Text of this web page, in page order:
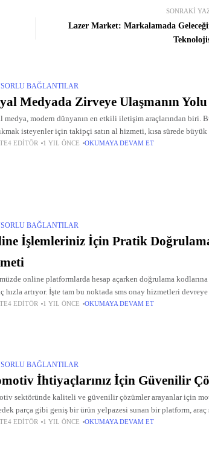
SONRAKI
Lazer Market: Markalamada
BAĞLANTILAR
Medyada Zirveye Ulaşmanın Yolu
medya, modern dünyanın en etkili iletişim araçlarından biri.
isteyenler için takipçi satın al hizmeti, kısa sürede
Hesabınızın görünürlüğünü artırmak, etkileşim oranlarını
EDITÖR 1 YIL ÖNCE OKUMAYA DEVAM ET
BAĞLANTILAR
İşlemleriniz İçin Pratik
online platformlarda hesap açarken doğrulama
hızla artıyor. İşte tam bu noktada sms onay hizmetleri
güvenilir bir çözüm sunuyor. Smsonay anlayışıyla
EDITÖR 1 YIL ÖNCE OKUMAYA DEVAM ET
BAĞLANTILAR
İhtiyaçlarınız İçin Güvenilir
sektöründe kaliteli ve güvenilir çözümler arayanlar için
parça gibi geniş bir ürün yelpazesi sunan bir platform,
kolaylaştırıyor. Türkiye’nin her yerinden erişilebilen
EDITÖR 1 YIL ÖNCE OKUMAYA DEVAM ET